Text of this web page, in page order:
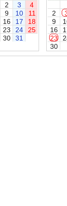
2 3
4
9 10
11
16 17
18
23 24
25
30 31
2
9
16
23
30